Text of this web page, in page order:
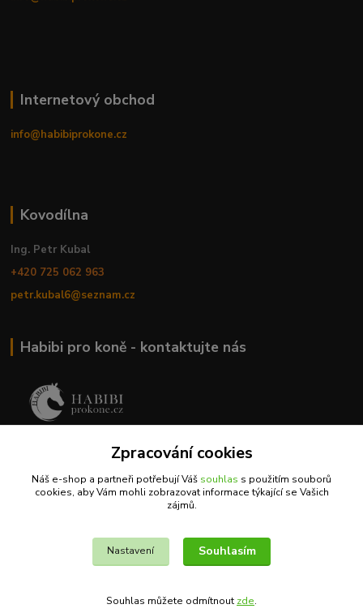
Internetový obchod
info@habibiprokone.cz
Kovodílna
Ing. Petr Kubal
+420 725 062 963
petr.kubal6@seznam.cz
Habibi pro koně - kontaktujte nás
MVDr. Romana Babáková
+420 733 326 168
info@habibiprokone.cz
Zpracování cookies
Náš e-shop a partneři potřebují Váš souhlas s použitím souborů
cookies, aby Vám mohli zobrazovat informace týkající se Vašich
zájmů.
Nastavení Souhlasím
Souhlas můžete odmítnout zde.